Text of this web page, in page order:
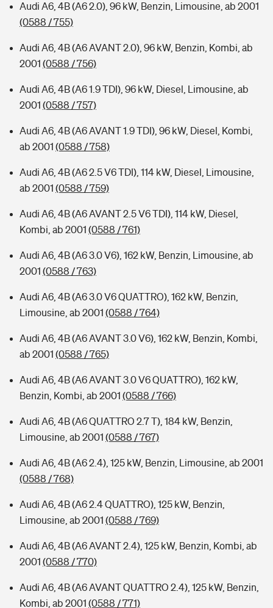
Audi A6, 4B (A6 2.0), 96 kW, Benzin, Limousine, ab 2001
(0588 / 755)
Audi A6, 4B (A6 AVANT 2.0), 96 kW, Benzin, Kombi, ab
2001 (0588 / 756)
Audi A6, 4B (A6 1.9 TDI), 96 kW, Diesel, Limousine, ab
2001 (0588 / 757)
Audi A6, 4B (A6 AVANT 1.9 TDI), 96 kW, Diesel, Kombi,
ab 2001 (0588 / 758)
Audi A6, 4B (A6 2.5 V6 TDI), 114 kW, Diesel, Limousine,
ab 2001 (0588 / 759)
Audi A6, 4B (A6 AVANT 2.5 V6 TDI), 114 kW, Diesel,
Kombi, ab 2001 (0588 / 761)
Audi A6, 4B (A6 3.0 V6), 162 kW, Benzin, Limousine, ab
2001 (0588 / 763)
Audi A6, 4B (A6 3.0 V6 QUATTRO), 162 kW, Benzin,
Limousine, ab 2001 (0588 / 764)
Audi A6, 4B (A6 AVANT 3.0 V6), 162 kW, Benzin, Kombi,
ab 2001 (0588 / 765)
Audi A6, 4B (A6 AVANT 3.0 V6 QUATTRO), 162 kW,
Benzin, Kombi, ab 2001 (0588 / 766)
Audi A6, 4B (A6 QUATTRO 2.7 T), 184 kW, Benzin,
Limousine, ab 2001 (0588 / 767)
Audi A6, 4B (A6 2.4), 125 kW, Benzin, Limousine, ab 2001
(0588 / 768)
Audi A6, 4B (A6 2.4 QUATTRO), 125 kW, Benzin,
Limousine, ab 2001 (0588 / 769)
Audi A6, 4B (A6 AVANT 2.4), 125 kW, Benzin, Kombi, ab
2001 (0588 / 770)
Audi A6, 4B (A6 AVANT QUATTRO 2.4), 125 kW, Benzin,
Kombi, ab 2001 (0588 / 771)